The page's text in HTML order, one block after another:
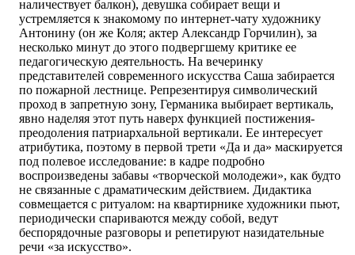
наличествует балкон), девушка собирает вещи и
устремляется к знакомому по интернет-чату художнику
Антонину (он же Коля; актер Александр Горчилин), за
несколько минут до этого подвергшему критике ее
педагогическую деятельность. На вечеринку
представителей современного искусства Саша забирается
по пожарной лестнице. Репрезентируя символический
проход в запретную зону, Германика выбирает вертикаль,
явно наделяя этот путь наверх функцией постижения-
преодоления патриархальной вертикали. Ее интересует
атрибутика, поэтому в первой трети «Да и да» маскируется
под полевое исследование: в кадре подробно
воспроизведены забавы «творческой молодежи», как будто
не связанные с драматическим действием. Дидактика
совмещается с ритуалом: на квартирнике художники пьют,
периодически спариваются между собой, ведут
беспорядочные разговоры и репетируют назидательные
речи «за искусство».